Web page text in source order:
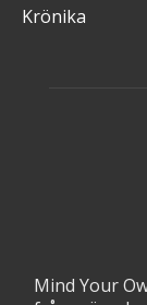
Krönika
Mind Your